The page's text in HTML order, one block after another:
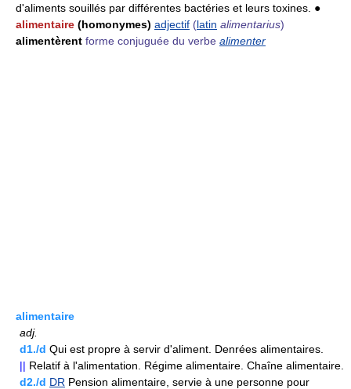
d'aliments souillés par différentes bactéries et leurs toxines. ●
alimentaire (homonymes) adjectif (latin alimentarius)
alimentèrent forme conjuguée du verbe alimenter
alimentaire
adj.
d1./d Qui est propre à servir d'aliment. Denrées alimentaires.
|| Relatif à l'alimentation. Régime alimentaire. Chaîne alimentaire.
d2./d DR Pension alimentaire, servie à une personne pour